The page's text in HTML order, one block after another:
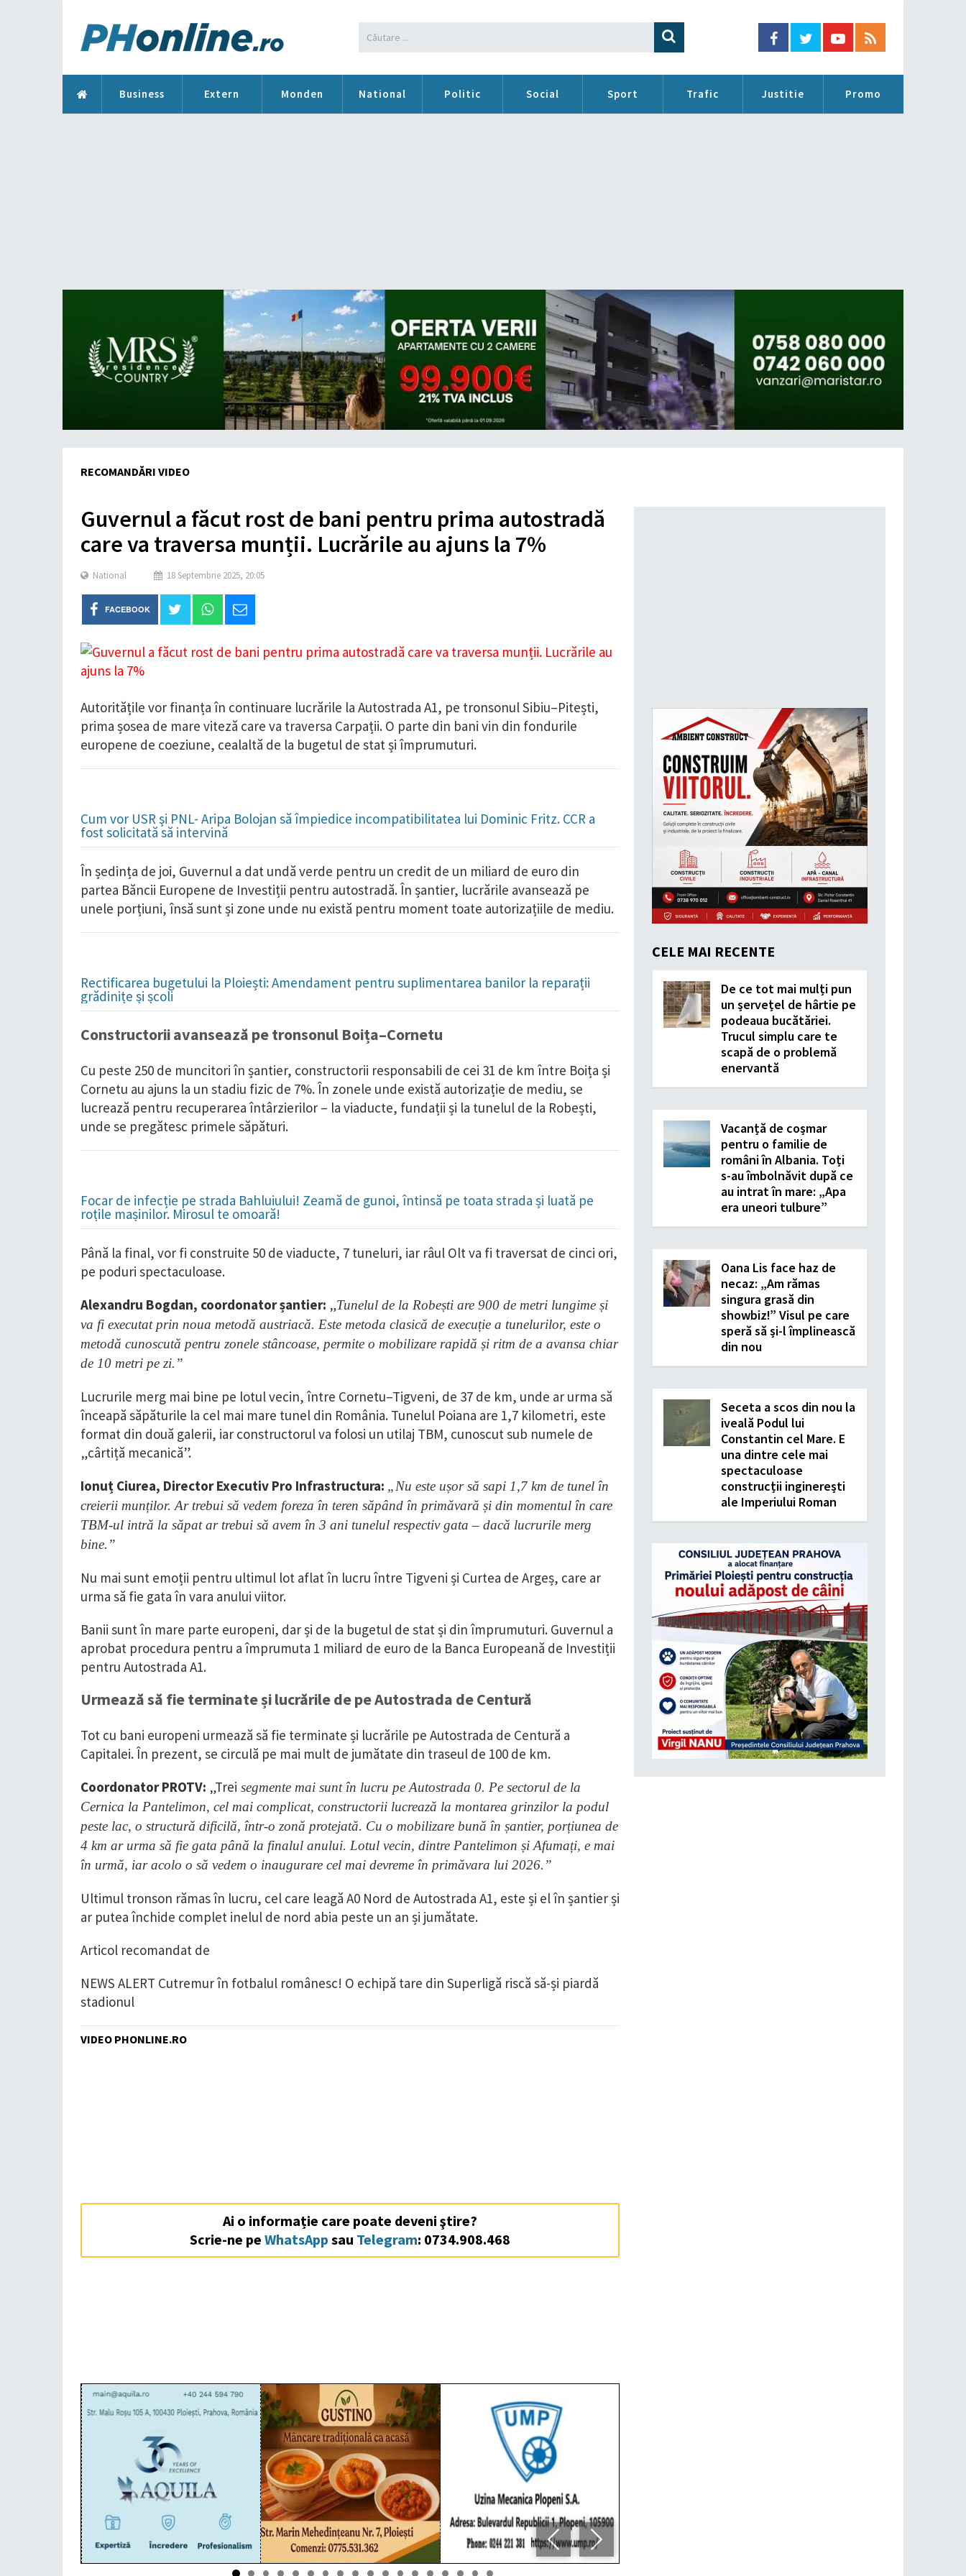
Business Extern Monden National Politic Social Sport Trafic Justitie Promo
RECOMANDĂRI VIDEO
Guvernul a făcut rost de bani pentru prima autostradă
care va traversa munții. Lucrările au ajuns la 7%
National 18 Septembrie 2025, 20:05
FACEBOOK
Autoritățile vor finanța în continuare lucrările la Autostrada A1, pe tronsonul Sibiu–Pitești,
prima șosea de mare viteză care va traversa Carpații. O parte din bani vin din fondurile
europene de coeziune, cealaltă de la bugetul de stat și împrumuturi.
Cum vor USR şi PNL- Aripa Bolojan să împiedice incompatibilitatea lui Dominic Fritz. CCR a
fost solicitată să intervină
În ședința de joi, Guvernul a dat undă verde pentru un credit de un miliard de euro din
partea Băncii Europene de Investiții pentru autostradă. În șantier, lucrările avansează pe
unele porțiuni, însă sunt și zone unde nu există pentru moment toate autorizațiile de mediu.
Rectificarea bugetului la Ploiești: Amendament pentru suplimentarea banilor la reparații
grădinițe și școli
Constructorii avansează pe tronsonul Boița–Cornetu
Cu peste 250 de muncitori în șantier, constructorii responsabili de cei 31 de km între Boița și
Cornetu au ajuns la un stadiu fizic de 7%. În zonele unde există autorizație de mediu, se
lucrează pentru recuperarea întârzierilor – la viaducte, fundații și la tunelul de la Robești,
unde se pregătesc primele săpături.
Focar de infecție pe strada Bahluiului! Zeamă de gunoi, întinsă pe toata strada și luată pe
roțile mașinilor. Mirosul te omoară!
Până la final, vor fi construite 50 de viaducte, 7 tuneluri, iar râul Olt va fi traversat de cinci ori,
pe poduri spectaculoase.
Alexandru Bogdan, coordonator șantier: „Tunelul de la Robești are 900 de metri lungime și
va fi executat prin noua metodă austriacă. Este metoda clasică de execuție a tunelurilor, este o
metodă cunoscută pentru zonele stâncoase, permite o mobilizare rapidă și ritm de a avansa chiar
de 10 metri pe zi.”
Lucrurile merg mai bine pe lotul vecin, între Cornetu–Tigveni, de 37 de km, unde ar urma să
înceapă săpăturile la cel mai mare tunel din România. Tunelul Poiana are 1,7 kilometri, este
format din două galerii, iar constructorul va folosi un utilaj TBM, cunoscut sub numele de
„cârtiță mecanică”.
Ionuț Ciurea, Director Executiv Pro Infrastructura: „Nu este ușor să sapi 1,7 km de tunel în
creierii munților. Ar trebui să vedem foreza în teren săpând în primăvară și din momentul în care
TBM-ul intră la săpat ar trebui să avem în 3 ani tunelul respectiv gata – dacă lucrurile merg
bine.”
Nu mai sunt emoții pentru ultimul lot aflat în lucru între Tigveni și Curtea de Argeș, care ar
urma să fie gata în vara anului viitor.
Banii sunt în mare parte europeni, dar și de la bugetul de stat și din împrumuturi. Guvernul a
aprobat procedura pentru a împrumuta 1 miliard de euro de la Banca Europeană de Investiții
pentru Autostrada A1.
Urmează să fie terminate și lucrările de pe Autostrada de Centură
Tot cu bani europeni urmează să fie terminate și lucrările pe Autostrada de Centură a
Capitalei. În prezent, se circulă pe mai mult de jumătate din traseul de 100 de km.
Coordonator PROTV: „Trei segmente mai sunt în lucru pe Autostrada 0. Pe sectorul de la
Cernica la Pantelimon, cel mai complicat, constructorii lucrează la montarea grinzilor la podul
peste lac, o structură dificilă, într-o zonă protejată. Cu o mobilizare bună în șantier, porțiunea de
4 km ar urma să fie gata până la finalul anului. Lotul vecin, dintre Pantelimon și Afumați, e mai
în urmă, iar acolo o să vedem o inaugurare cel mai devreme în primăvara lui 2026.”
Ultimul tronson rămas în lucru, cel care leagă A0 Nord de Autostrada A1, este și el în șantier și
ar putea închide complet inelul de nord abia peste un an și jumătate.
Articol recomandat de
NEWS ALERT Cutremur în fotbalul românesc! O echipă tare din Superligă riscă să-și piardă
stadionul
VIDEO PHONLINE.RO
Ai o informație care poate deveni ştire?
Scrie-ne peWhatsApp sau Telegram: 0734.908.468
CELE MAI RECENTE
De ce tot mai mulți pun
un șervețel de hârtie pe
podeaua bucătăriei.
Trucul simplu care te
scapă de o problemă
enervantă
Vacanță de coșmar
pentru o familie de
români în Albania. Toți
s-au îmbolnăvit după ce
au intrat în mare: „Apa
era uneori tulbure”
Oana Lis face haz de
necaz: „Am rămas
singura grasă din
showbiz!” Visul pe care
speră să și-l împlinească
din nou
Seceta a scos din nou la
iveală Podul lui
Constantin cel Mare. E
una dintre cele mai
spectaculoase
construcții inginerești
ale Imperiului Roman